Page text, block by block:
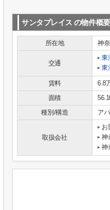
サンタプレイス の物件概要
所在地 神
交通
東
東
賃料 6.8
面積
種別/構造
ア
取扱会社
お
神
神